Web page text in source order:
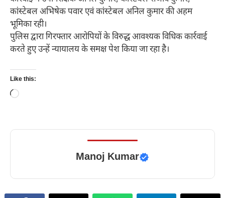
कांस्टेबल अभिषेक पवार एवं कांस्टेबल अनिल कुमार की अहम
भूमिका रही।
पुलिस द्वारा गिरफ्तार आरोपियों के विरुद्ध आवश्यक विधिक कार्रवाई
करते हुए उन्हें न्यायालय के समक्ष पेश किया जा रहा है।
Like this:
Loading…
Manoj Kumar